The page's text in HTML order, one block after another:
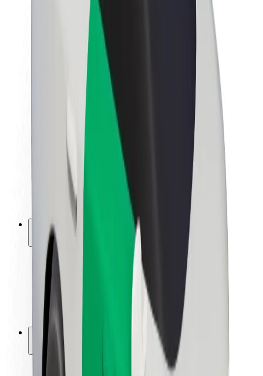
Sostenibilità in Bolt
Project Zero
Sala stampa
Linee guida del marchio
Relazioni con gli investitori
Leadership
Marca
Media
Fondo Urban
Sicurezza
Viaggia in sicurezza
Guida in sicurezza
Vai in sicurezza
Laboratorio sulla Sicurezza
Città
Posizioni